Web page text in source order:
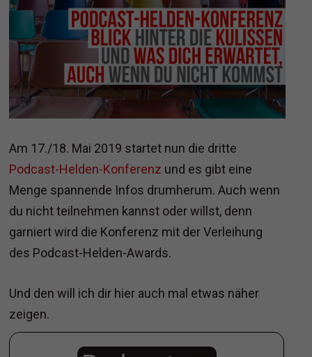
Am 17./18. Mai 2019 startet nun die dritte
Podcast-Helden-Konferenz und es gibt eine
Menge spannende Infos drumherum. Auch wenn
du nicht teilnehmen kannst oder willst, denn
garniert wird die Konferenz mit der Verleihung
des Podcast-Helden-Awards.
Und den will ich dir hier auch mal etwas näher
zeigen.